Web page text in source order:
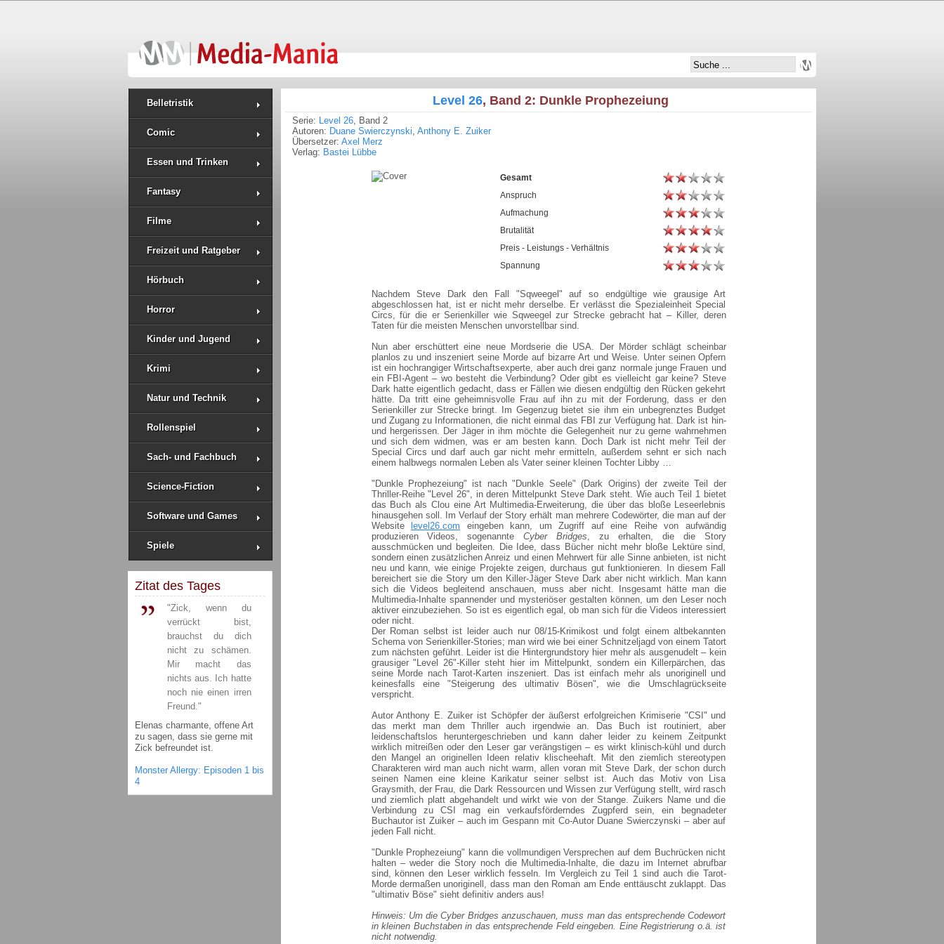
Belletristik
Comic
Essen und Trinken
Fantasy
Filme
Freizeit und Ratgeber
Hörbuch
Horror
Kinder und Jugend
Krimi
Natur und Technik
Rollenspiel
Sach- und Fachbuch
Science-Fiction
Software und Games
Spiele
Zitat des Tages
"Zick, wenn du
verrückt bist,
brauchst du dich
nicht zu schämen.
Mir macht das
nichts aus. Ich hatte
noch nie einen irren
Freund."
Elenas charmante, offene Art
zu sagen, dass sie gerne mit
Zick befreundet ist.
Monster Allergy: Episoden 1 bis
4
Level 26, Band 2: Dunkle Prophezeiung
Serie: Level 26, Band 2
Autoren: Duane Swierczynski, Anthony E. Zuiker
Übersetzer: Axel Merz
Verlag: Bastei Lübbe
Gesamt
Anspruch
Aufmachung
Brutalität
Preis - Leistungs - Verhältnis
Spannung
Nachdem Steve Dark den Fall "Sqweegel" auf so endgültige wie grausige Art
abgeschlossen hat, ist er nicht mehr derselbe. Er verlässt die Spezialeinheit Special
Circs, für die er Serienkiller wie Sqweegel zur Strecke gebracht hat – Killer, deren
Taten für die meisten Menschen unvorstellbar sind.
Nun aber erschüttert eine neue Mordserie die USA. Der Mörder schlägt scheinbar
planlos zu und inszeniert seine Morde auf bizarre Art und Weise. Unter seinen Opfern
ist ein hochrangiger Wirtschaftsexperte, aber auch drei ganz normale junge Frauen und
ein FBI-Agent – wo besteht die Verbindung? Oder gibt es vielleicht gar keine? Steve
Dark hatte eigentlich gedacht, dass er Fällen wie diesen endgültig den Rücken gekehrt
hätte. Da tritt eine geheimnisvolle Frau auf ihn zu mit der Forderung, dass er den
Serienkiller zur Strecke bringt. Im Gegenzug bietet sie ihm ein unbegrenztes Budget
und Zugang zu Informationen, die nicht einmal das FBI zur Verfügung hat. Dark ist hin-
und hergerissen. Der Jäger in ihm möchte die Gelegenheit nur zu gerne wahrnehmen
und sich dem widmen, was er am besten kann. Doch Dark ist nicht mehr Teil der
Special Circs und darf auch gar nicht mehr ermitteln, außerdem sehnt er sich nach
einem halbwegs normalen Leben als Vater seiner kleinen Tochter Libby …
"Dunkle Prophezeiung" ist nach "Dunkle Seele" (Dark Origins) der zweite Teil der
Thriller-Reihe "Level 26", in deren Mittelpunkt Steve Dark steht. Wie auch Teil 1 bietet
das Buch als Clou eine Art Multimedia-Erweiterung, die über das bloße Leseerlebnis
hinausgehen soll. Im Verlauf der Story erhält man mehrere Codewörter, die man auf der
Website
level26.com eingeben kann, um Zugriff auf eine Reihe von aufwändig
produzieren Videos, sogenannteCyber Bridges, zu erhalten, die die Story
ausschmücken und begleiten. Die Idee, dass Bücher nicht mehr bloße Lektüre sind,
sondern einen zusätzlichen Anreiz und einen Mehrwert für alle Sinne anbieten, ist nicht
neu und kann, wie einige Projekte zeigen, durchaus gut funktionieren. In diesem Fall
bereichert sie die Story um den Killer-Jäger Steve Dark aber nicht wirklich. Man kann
sich die Videos begleitend anschauen, muss aber nicht. Insgesamt hätte man die
Multimedia-Inhalte spannender und mysteriöser gestalten können, um den Leser noch
aktiver einzubeziehen. So ist es eigentlich egal, ob man sich für die Videos interessiert
oder nicht.
Der Roman selbst ist leider auch nur 08/15-Krimikost und folgt einem altbekannten
Schema von Serienkiller-Stories; man wird wie bei einer Schnitzeljagd von einem Tatort
zum nächsten geführt. Leider ist die Hintergrundstory hier mehr als ausgenudelt – kein
grausiger "Level 26"-Killer steht hier im Mittelpunkt, sondern ein Killerpärchen, das
seine Morde nach Tarot-Karten inszeniert. Das ist einfach mehr als unoriginell und
keinesfalls eine "Steigerung des ultimativ Bösen", wie die Umschlagrückseite
verspricht.
Autor Anthony E. Zuiker ist Schöpfer der äußerst erfolgreichen Krimiserie "CSI" und
das merkt man dem Thriller auch irgendwie an. Das Buch ist routiniert, aber
leidenschaftslos heruntergeschrieben und kann daher leider zu keinem Zeitpunkt
wirklich mitreißen oder den Leser gar verängstigen – es wirkt klinisch-kühl und durch
den Mangel an originellen Ideen relativ klischeehaft. Mit den ziemlich stereotypen
Charakteren wird man auch nicht warm, allen voran mit Steve Dark, der schon durch
seinen Namen eine kleine Karikatur seiner selbst ist. Auch das Motiv von Lisa
Graysmith, der Frau, die Dark Ressourcen und Wissen zur Verfügung stellt, wird rasch
und ziemlich platt abgehandelt und wirkt wie von der Stange. Zuikers Name und die
Verbindung zu CSI mag ein verkaufsförderndes Zugpferd sein, ein begnadeter
Buchautor ist Zuiker – auch im Gespann mit Co-Autor Duane Swierczynski – aber auf
jeden Fall nicht.
"Dunkle Prophezeiung" kann die vollmundigen Versprechen auf dem Buchrücken nicht
halten – weder die Story noch die Multimedia-Inhalte, die dazu im Internet abrufbar
sind, können den Leser wirklich fesseln. Im Vergleich zu Teil 1 sind auch die Tarot-
Morde dermaßen unoriginell, dass man den Roman am Ende enttäuscht zuklappt. Das
"ultimativ Böse" sieht definitiv anders aus!
Hinweis: Um die Cyber Bridges anzuschauen, muss man das entsprechende Codewort
in kleinen Buchstaben in das entsprechende Feld eingeben. Eine Registrierung o.ä. ist
nicht notwendig.